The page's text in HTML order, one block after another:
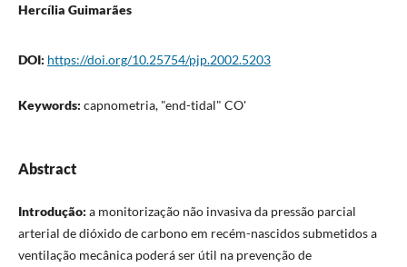
Hercília Guimarães
DOI: https://doi.org/10.25754/pjp.2002.5203
Keywords: capnometria, "end-tidal" CO'
Abstract
Introdução: a monitorização não invasiva da pressão parcial
arterial de dióxido de carbono em recém-nascidos submetidos a
ventilação mecânica poderá ser útil na prevenção de